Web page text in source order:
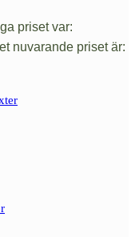
priset var:
nuvarande priset är: